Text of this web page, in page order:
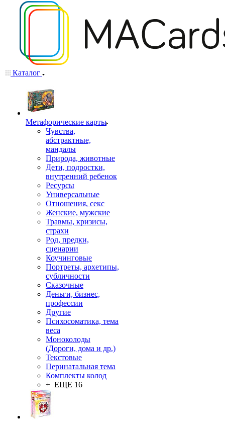
Каталог
Mетафорические карты
Чувства,
абстрактные,
мандалы
Природа, животные
Дети, подростки,
внутренний ребенок
Ресурсы
Универсальные
Отношения, секс
Женские, мужские
Травмы, кризисы,
страхи
Род, предки,
сценарии
Коучинговые
Портреты, архетипы,
субличности
Сказочные
Деньги, бизнес,
профессии
Другие
Психосоматика, тема
веса
Моноколоды
(Дороги, дома и др.)
Текстовые
Перинатальная тема
Комплекты колод
+ ЕЩЕ 16